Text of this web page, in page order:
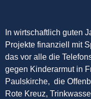
In wirtschaftlich guten
Projekte finanziell mit
das vor alle die
gegen Kinderarmut in
Paulskirche, die
Rote Kreuz,